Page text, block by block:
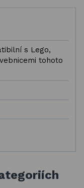
s Lego,
tohoto